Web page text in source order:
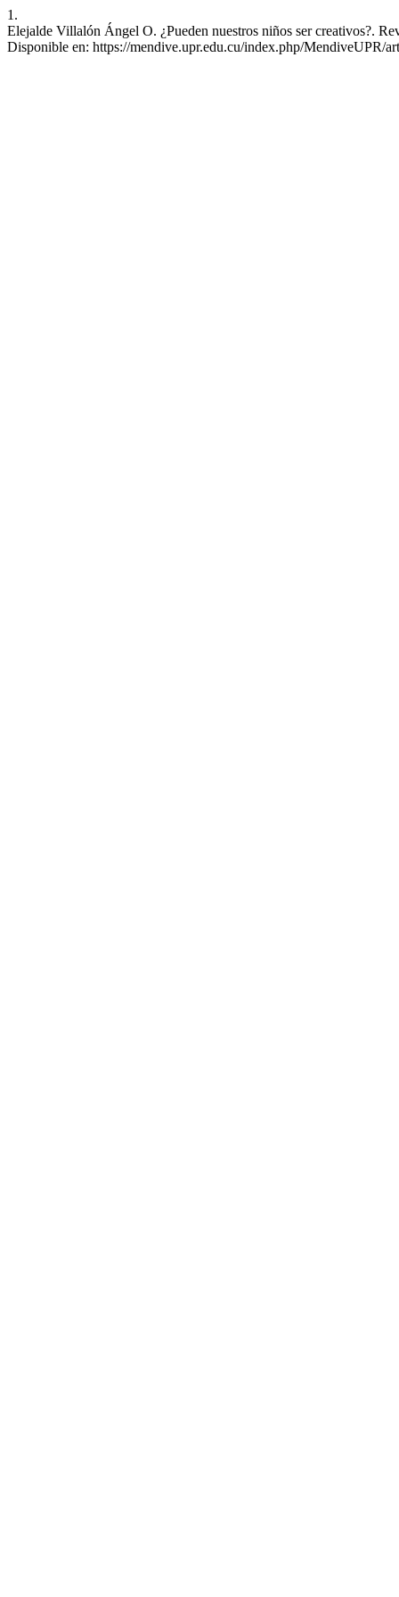
1.
Elejalde Villalón Ángel O. ¿Pueden nuestros niños ser creativos?.
Disponible en: https://mendive.upr.edu.cu/index.php/MendiveUPR/